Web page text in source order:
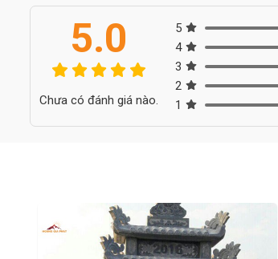
5.0
Chưa có đánh giá nào.
5
4
3
2
1